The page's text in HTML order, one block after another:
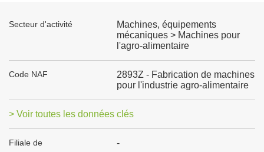
Secteur d'activité
Machines, équipements
mécaniques > Machines pour
l'agro-alimentaire
Code NAF
2893Z - Fabrication de machines
pour l'industrie agro-alimentaire
> Voir toutes les données clés
Filiale de -